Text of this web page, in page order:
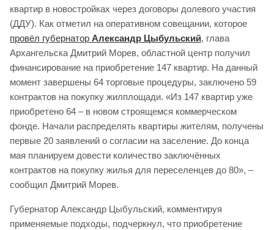
квартир в новостройках через договоры долевого участия
(ДДУ). Как отметил на оперативном совещании, которое
провёл губернатор Александр Цыбульский, глава
Архангельска Дмитрий Морев, областной центр получил
финансирование на приобретение 147 квартир. На данный
момент завершены 64 торговые процедуры, заключено 59
контрактов на покупку жилплощади. «Из 147 квартир уже
приобретено 64 – в новом строящемся коммерческом
фонде. Начали распределять квартиры жителям, получены
первые 20 заявлений о согласии на заселение. До конца
мая планируем довести количество заключённых
контрактов на покупку жилья для переселенцев до 80», –
сообщил Дмитрий Морев.
Губернатор Александр Цыбульский, комментируя
применяемые подходы, подчеркнул, что приобретение